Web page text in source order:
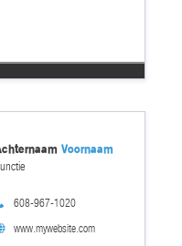
608-967-1020
www.mywebsite.com
Voornaam